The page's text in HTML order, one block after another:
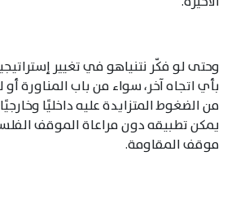
وحتى لو فكّر نتنياهو في تغيير
بأي اتجاه آخر، سواء من باب المناورة أو
من الضغوط المتزايدة عليه داخليًا
يمكن تطبيقه دون مراعاة الموقف
موقف المقاومة.